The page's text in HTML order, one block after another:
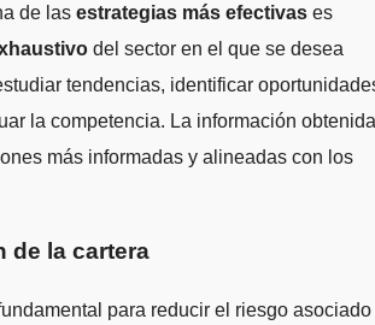
de las estrategias más efectivas es
del sector en el que se desea
tendencias, identificar
la competencia. La información obtenida
más informadas y alineadas con los
de la cartera
para reducir el riesgo asociado